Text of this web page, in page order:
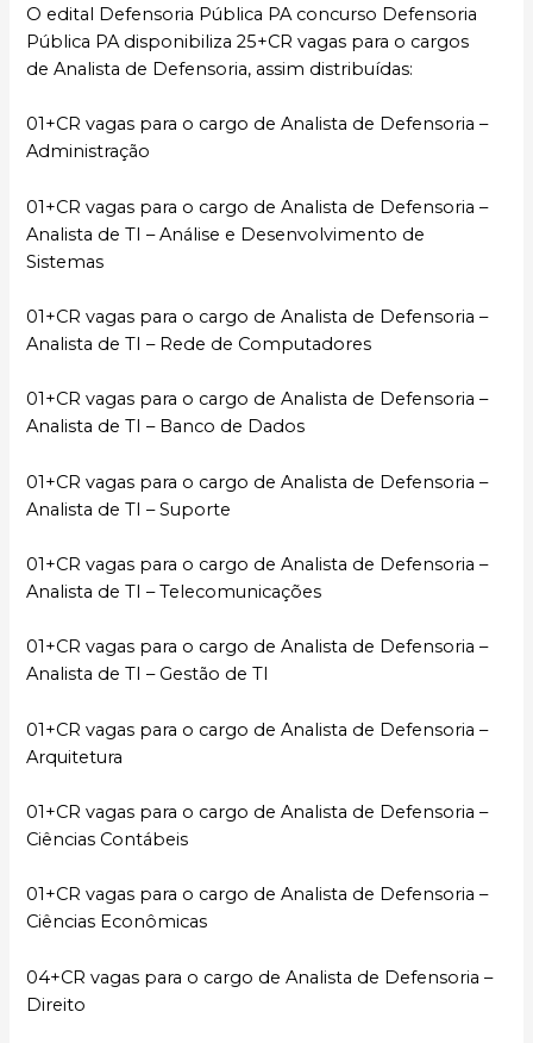
O edital Defensoria Pública PA concurso Defensoria
Pública PA disponibiliza 25+CR vagas para o cargos
de Analista de Defensoria, assim distribuídas:
01+CR vagas para o cargo de Analista de Defensoria –
Administração
01+CR vagas para o cargo de Analista de Defensoria –
Analista de TI – Análise e Desenvolvimento de
Sistemas
01+CR vagas para o cargo de Analista de Defensoria –
Analista de TI – Rede de Computadores
01+CR vagas para o cargo de Analista de Defensoria –
Analista de TI – Banco de Dados
01+CR vagas para o cargo de Analista de Defensoria –
Analista de TI – Suporte
01+CR vagas para o cargo de Analista de Defensoria –
Analista de TI – Telecomunicações
01+CR vagas para o cargo de Analista de Defensoria –
Analista de TI – Gestão de TI
01+CR vagas para o cargo de Analista de Defensoria –
Arquitetura
01+CR vagas para o cargo de Analista de Defensoria –
Ciências Contábeis
01+CR vagas para o cargo de Analista de Defensoria –
Ciências Econômicas
04+CR vagas para o cargo de Analista de Defensoria –
Direito